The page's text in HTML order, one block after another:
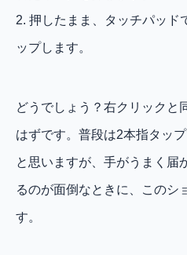
2. 押したまま、タッチパッド
ップします。
どうでしょう？右クリックと
はずです。普段は2本指タッ
と思いますが、手がうまく届
るのが面倒なときに、このシ
す。